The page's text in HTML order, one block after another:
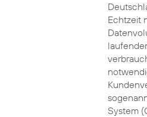
Echtzeit
System